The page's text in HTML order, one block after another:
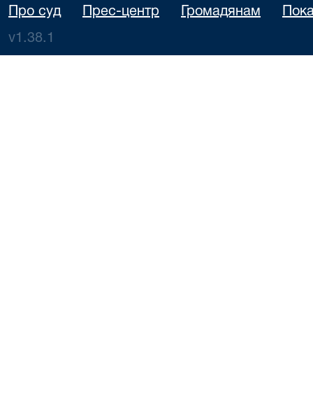
Про суд Прес-центр Громадянам
v1.38.1